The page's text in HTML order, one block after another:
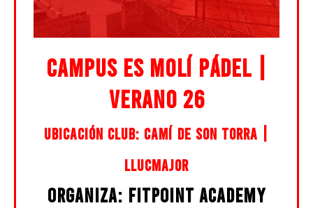
CAMPUS ES MOLÍ PÁDEL |
VERANO 26
UBICACIÓN CLUB: CAMÍ DE SON TORRA |
LLUCMAJOR
ORGANIZA: FITPOINT ACADEMY